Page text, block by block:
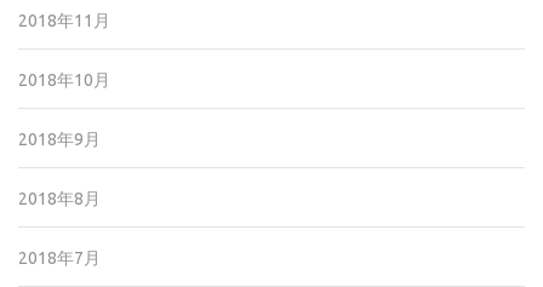
2018年11月
2018年10月
2018年9月
2018年8月
2018年7月